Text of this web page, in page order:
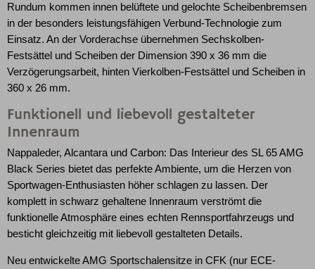
Rundum kommen innen belüftete und gelochte Scheibenbremsen
in der besonders leistungsfähigen Verbund-Technologie zum
Einsatz. An der Vorderachse übernehmen Sechskolben-
Festsättel und Scheiben der Dimension 390 x 36 mm die
Verzögerungsarbeit, hinten Vierkolben-Festsättel und Scheiben in
360 x 26 mm.
Funktionell und liebevoll gestalteter
Innenraum
Nappaleder, Alcantara und Carbon: Das Interieur des SL 65 AMG
Black Series bietet das perfekte Ambiente, um die Herzen von
Sportwagen-Enthusiasten höher schlagen zu lassen. Der
komplett in schwarz gehaltene Innenraum verströmt die
funktionelle Atmosphäre eines echten Rennsportfahrzeugs und
besticht gleichzeitig mit liebevoll gestalteten Details.
Neu entwickelte AMG Sportschalensitze in CFK (nur ECE-